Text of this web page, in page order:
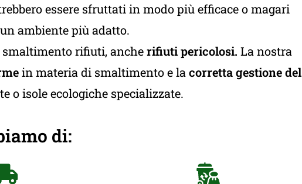
essere sfruttati in modo più efficace o magari
ambiente più adatto.
rifiuti, ancherifiuti pericolosi. La nostra
in materia di smaltimento e la corretta gestione del
o isole ecologiche specializzate.
di: